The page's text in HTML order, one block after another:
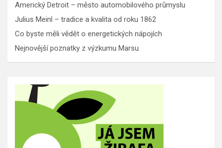
Americký Detroit – město automobilového průmyslu
Julius Meinl – tradice a kvalita od roku 1862
Co byste měli vědět o energetických nápojích
Nejnovější poznatky z výzkumu Marsu